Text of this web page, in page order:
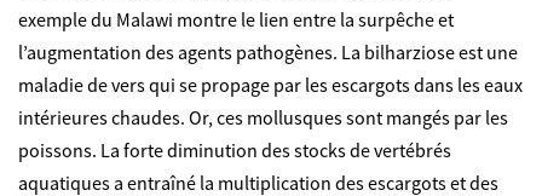
exemple du Malawi montre le lien entre la surpêche et
l’augmentation des agents pathogènes. La bilharziose est une
maladie de vers qui se propage par les escargots dans les eaux
intérieures chaudes. Or, ces mollusques sont mangés par les
poissons. La forte diminution des stocks de vertébrés
aquatiques a entraîné la multiplication des escargots et des